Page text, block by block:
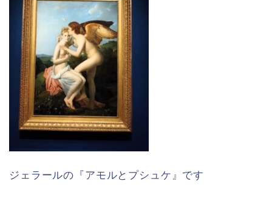
ジェラールの『アモルとプシュケ』です